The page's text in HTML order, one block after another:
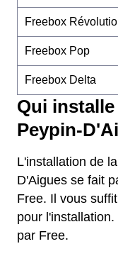
Freebox
Freebox Pop
Freebox Delta
Qui
Peypin-
L'installation de
D'Aigues se fait
Free. Il vous
pour
par Free.